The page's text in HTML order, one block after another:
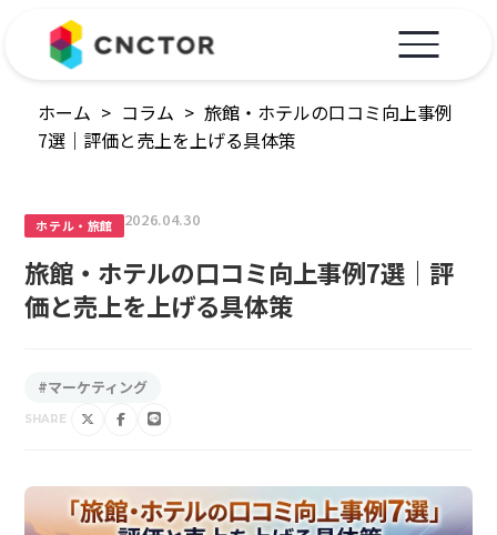
ホーム > コラム > 旅館・ホテルの口コミ向上事例
7選｜評価と売上を上げる具体策
ホテル・旅館 2026.04.30
旅館・ホテルの口コミ向上事例7選｜評
価と売上を上げる具体策
#マーケティング
SHARE